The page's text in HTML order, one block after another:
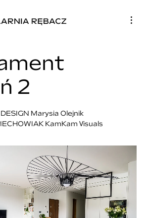
2
Marysia Olejnik
KamKam Visuals